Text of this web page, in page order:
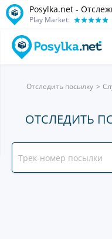
Posylka.net -
Play Market:
Отследить посылку
ОТСЛЕДИТЬ